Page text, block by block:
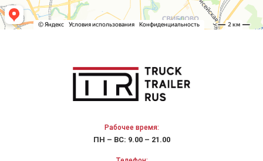
Рабочее время:
ПН – ВС: 9.00 – 21.00